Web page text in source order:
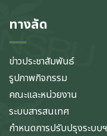
ทางลัด
ข่าวประชาสัมพันธ์
รูปภาพกิจกรรม
คณะและหน่วยงาน
ระบบสารสนเทศ
กำหนดการปรับปรุงระบบฯ